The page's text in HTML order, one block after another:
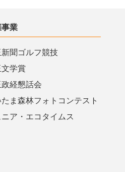
事業
聞ゴルフ競技
学賞
経懇話会
たま森林フォトコンテスト
ニア・エコタイムス